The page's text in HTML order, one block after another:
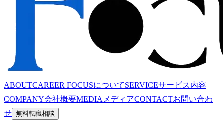
ABOUTCAREER FOCUSについてSERVICEサービス内容
COMPANY会社概要MEDIA メディアCONTACTお問い合わ
せ 無料転職相談